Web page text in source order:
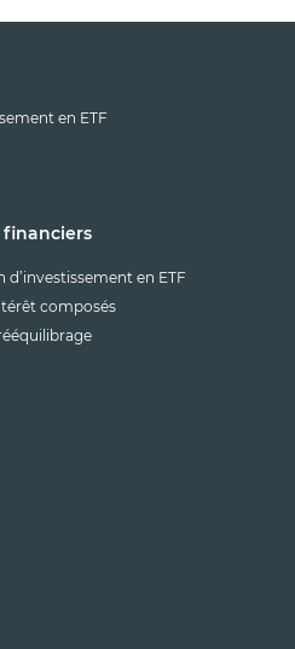
en ETF
d’investissement en ETF
composés